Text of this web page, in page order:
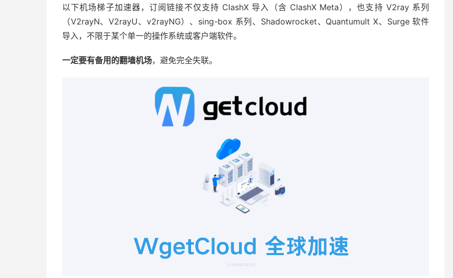
以下机场梯子加速器，订阅链接不仅支持 ClashX 导入（含 ClashX Meta），也支持 V2ray 系列
（V2rayN、V2rayU、v2rayNG）、sing-box 系列、Shadowrocket、Quantumult X、Surge 软件
导入，不限于某个单一的操作系统或客户端软件。
一定要有备用的翻墙机场，避免完全失联。